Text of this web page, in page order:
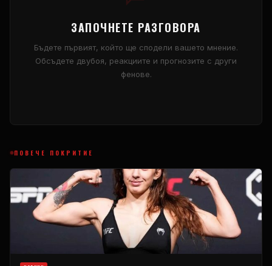
ЗАПОЧНЕТЕ РАЗГОВОРА
Бъдете първият, който ще сподели вашето мнение.
Обсъдете двубоя, реакциите и прогнозите с други
фенове.
ПОВЕЧЕ ПОКРИТИЕ